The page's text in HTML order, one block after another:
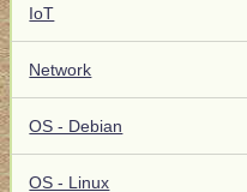
IoT
Network
OS - Debian
OS - Linux